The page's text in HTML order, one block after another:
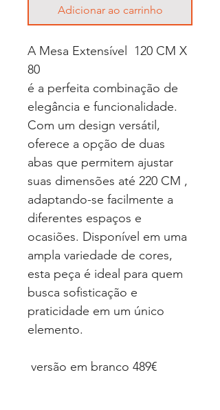
Adicionar ao carrinho
A Mesa Extensível 120 CM X
80
é a perfeita combinação de
elegância e funcionalidade.
Com um design versátil,
oferece a opção de duas
abas que permitem ajustar
suas dimensões até 220 CM ,
adaptando-se facilmente a
diferentes espaços e
ocasiões. Disponível em uma
ampla variedade de cores,
esta peça é ideal para quem
busca sofisticação e
praticidade em um único
elemento.
versão em branco 489€